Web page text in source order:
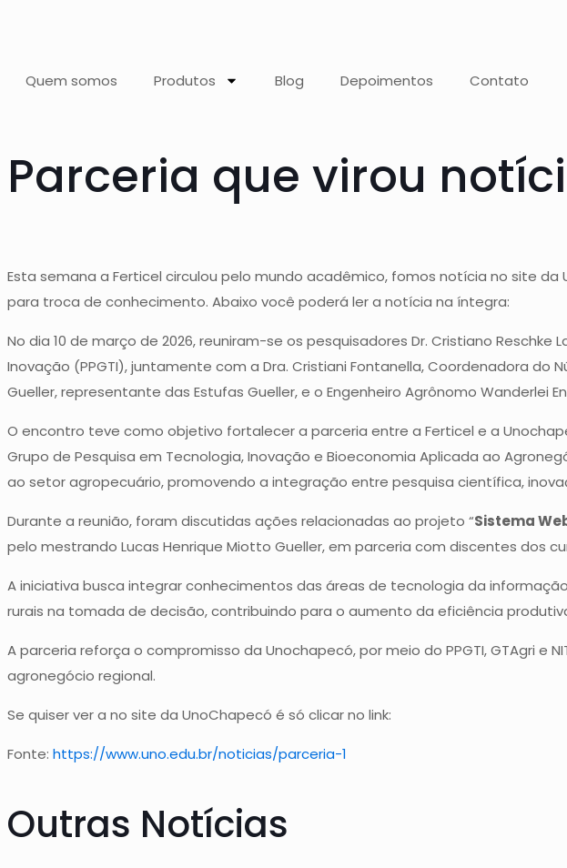
Quem somos Produtos Blog Depoimentos Contato
Parceria que virou
Esta semana a Ferticel circulou pelo mundo acadêmico, fomos notícia no site
para troca de conhecimento. Abaixo você poderá ler a notícia na íntegra:
No dia 10 de março de 2026, reuniram-se os pesquisadores Dr. Cristiano
Inovação (PPGTI), juntamente com a Dra. Cristiani Fontanella, Coordenadora do
Gueller, representante das Estufas Gueller, e o Engenheiro Agrônomo Wanderlei
O encontro teve como objetivo fortalecer a parceria entre a Ferticel e a
Grupo de Pesquisa em Tecnologia, Inovação e Bioeconomia Aplicada ao
ao setor agropecuário, promovendo a integração entre pesquisa científica,
Durante a reunião, foram discutidas ações relacionadas ao projeto “Sistema
pelo mestrando Lucas Henrique Miotto Gueller, em parceria com discentes dos
A iniciativa busca integrar conhecimentos das áreas de tecnologia da
rurais na tomada de decisão, contribuindo para o aumento da eficiência
A parceria reforça o compromisso da Unochapecó, por meio do PPGTI, GTAgri
agronegócio regional.
Se quiser ver a no site da UnoChapecó é só clicar no link:
Fonte: https://www.uno.edu.br/noticias/parceria-1
Outras Notícias